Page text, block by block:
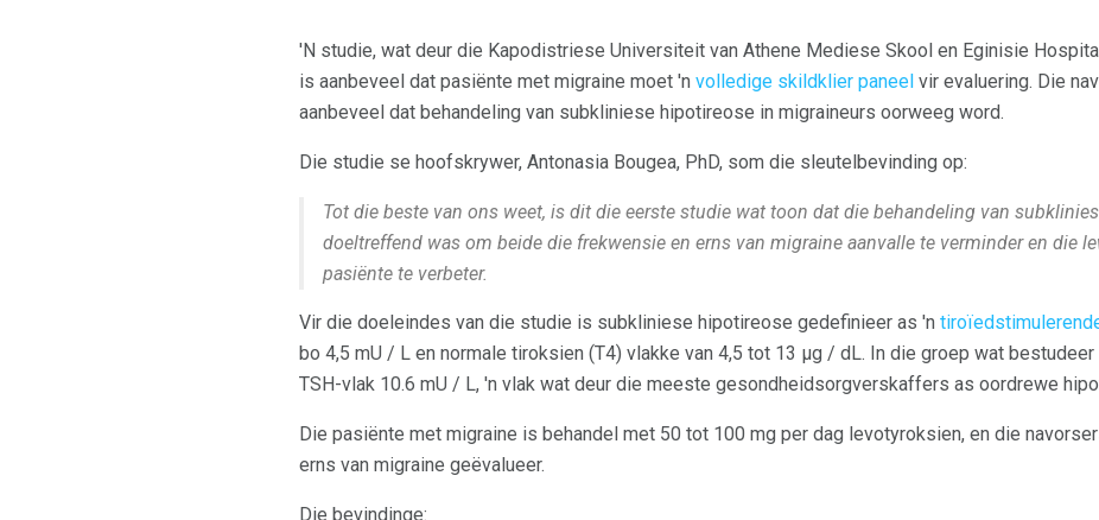
'N studie, wat deur die Kapodistriese Universiteit van Athene Mediese Skool en Eginisie
is aanbeveel dat pasiënte met migraine moet 'n volledige skildklier paneel vir evaluering. Die
aanbeveel dat behandeling van subkliniese hipotireose in migraineurs oorweeg word.
Die studie se hoofskrywer, Antonasia Bougea, PhD, som die sleutelbevinding op:
Tot die beste van ons weet, is dit die eerste studie wat toon dat die behandeling van
doeltreffend was om beide die frekwensie en erns van migraine aanvalle te verminder en die
pasiënte te verbeter.
Vir die doeleindes van die studie is subkliniese hipotireose gedefinieer as 'n
bo 4,5 mU / L en normale tiroksien (T4) vlakke van 4,5 tot 13 μg / dL. In die groep wat
TSH-vlak 10.6 mU / L, 'n vlak wat deur die meeste gesondheidsorgverskaffers as oordrewe
Die pasiënte met migraine is behandel met 50 tot 100 mg per dag levotyroksien, en die
erns van migraine geëvalueer.
Die bevindinge: